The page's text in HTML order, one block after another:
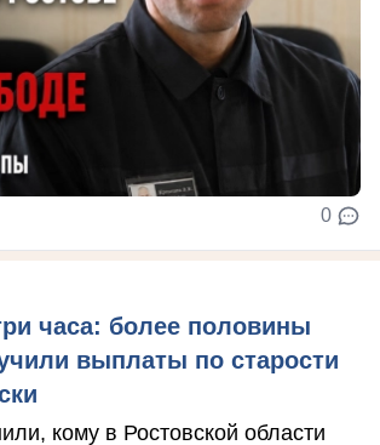
0
часа: более половины
выплаты по старости
кому в Ростовской области